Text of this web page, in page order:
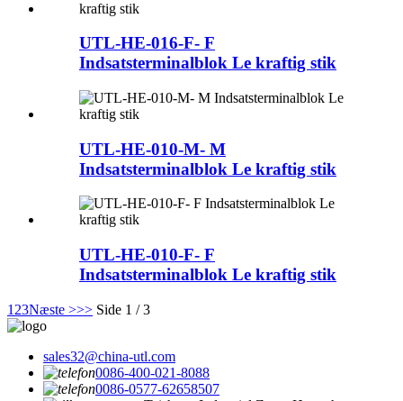
UTL-HE-016-F- F
Indsatsterminalblok Le kraftig stik
UTL-HE-010-M- M
Indsatsterminalblok Le kraftig stik
UTL-HE-010-F- F
Indsatsterminalblok Le kraftig stik
1 23Næste >>> Side 1 / 3
sales32@china-utl.com
0086-400-021-8088
0086-0577-62658507